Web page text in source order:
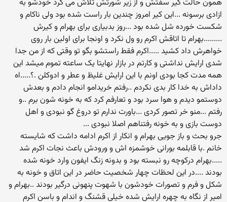
همون حالت کیر سفتش و از زیر شورتش تلاش می کرد خودشو به
ازادی برسونه ...این کیر امروز چندین بار راست شده بود ولی ناکام و
شکست خورده شل شده بود ...روز بدبیاری برای بهرام و کیرش
.........بهرام تا اتاقش اکرم رو ول نکرد و اونجا برای اولین بار روی
خواهرش داد کشید .....اکرم فقط راستشو بگو تو وقتی که از من جدا
شدی ارایش نداشتی و کارتم در بازار نهایتا یک ساعته تموم میشد این
همه مدت کجا بودی اونم با این ارایش غلیظ و عطر و ادوکلن .؟.....اه
داداش به خدا کار بدی نکردم ..رفتم خریدامو انجام دادم و بعدش
دوستمو دیدم و هوا سرد بود و تعارفم کرد که به خونه شون برم ..و
رفتم ...منو خر تصور کردی ...باورت ندارم تو دروغ گو نبودی و اهل
دوست بازی و به خونه رفتناهم اصلا نبودی ...
جرو بحث و باز جویی بهرام و انکار از اکرم ادامه داشت که شایسته
خانم .با قابلمه بورانی خوشمزه اش و ورودش باعث نجات اکرم شد
.....بهرام درکوچه رو نبسته بود و بدونه زنگ ایفون وارد خونه شده
بودند ....در این لحظات چهار شخصیت حاضر در این اتاق و خونه به
شکل و فرم و تصورات خودشون با شهوت پنهونی درگیر بودند ..بهرام و
امیر از نگاه به چهره ارایش شده خیلی قشنگ و اندام و باسن اکرم